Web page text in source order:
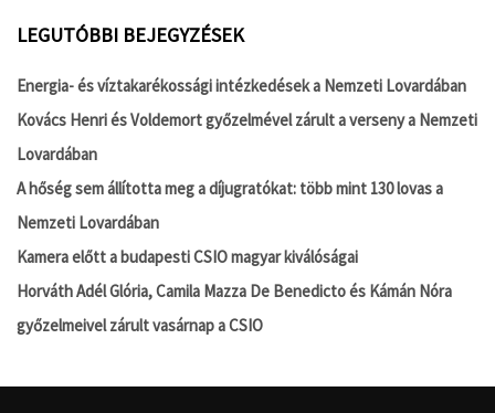
LEGUTÓBBI BEJEGYZÉSEK
Energia- és víztakarékossági intézkedések a Nemzeti Lovardában
Kovács Henri és Voldemort győzelmével zárult a verseny a Nemzeti
Lovardában
A hőség sem állította meg a díjugratókat: több mint 130 lovas a
Nemzeti Lovardában
Kamera előtt a budapesti CSIO magyar kiválóságai
Horváth Adél Glória, Camila Mazza De Benedicto és Kámán Nóra
győzelmeivel zárult vasárnap a CSIO